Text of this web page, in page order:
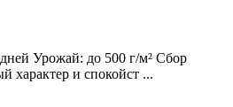
Урожай: до 500 г/м² Сбор
характер и спокойст ...